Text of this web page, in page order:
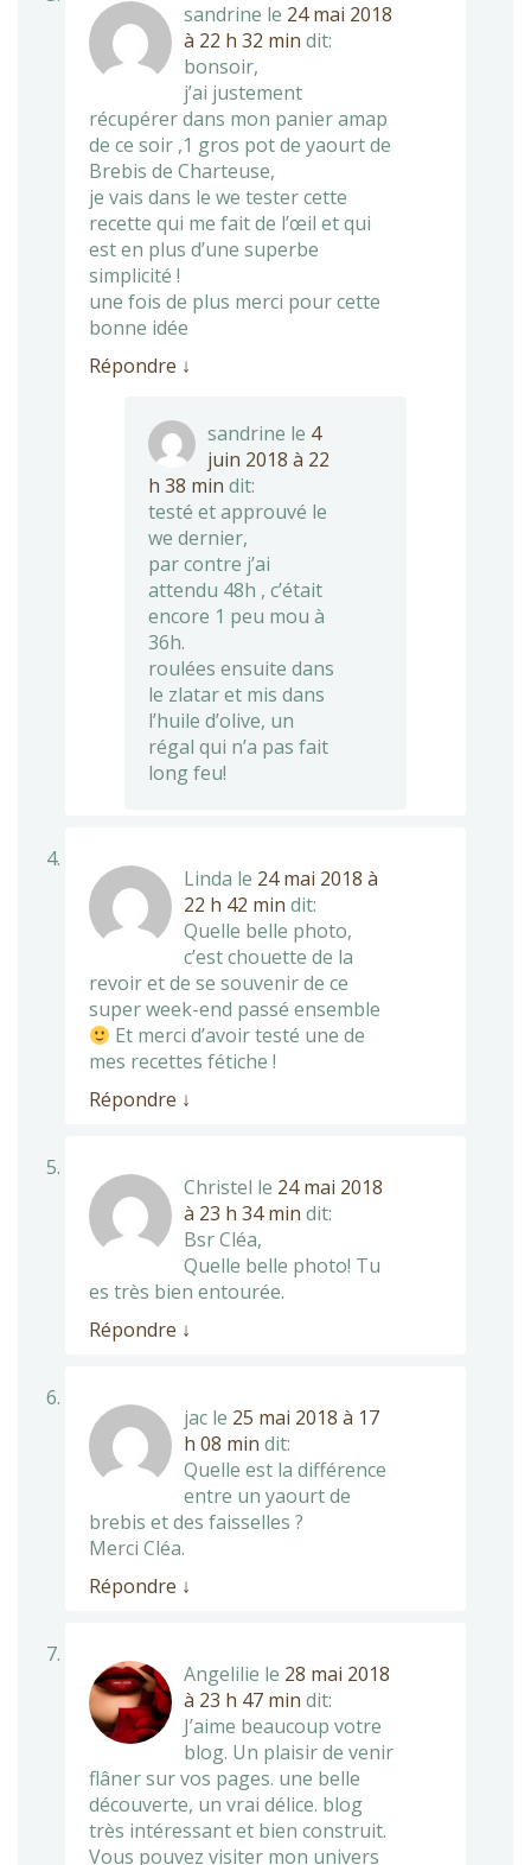
sandrine le 24 mai 2018
à 22 h 32 min dit:
bonsoir,
j’ai justement
récupérer dans mon panier amap
de ce soir ,1 gros pot de yaourt de
Brebis de Charteuse,
je vais dans le we tester cette
recette qui me fait de l’œil et qui
est en plus d’une superbe
simplicité !
une fois de plus merci pour cette
bonne idée
Répondre ↓
sandrine le 4
juin 2018 à 22
h 38 min dit:
testé et approuvé le
we dernier,
par contre j’ai
attendu 48h , c’était
encore 1 peu mou à
36h.
roulées ensuite dans
le zlatar et mis dans
l’huile d’olive, un
régal qui n’a pas fait
long feu!
Linda le 24 mai 2018 à
22 h 42 min dit:
Quelle belle photo,
c’est chouette de la
revoir et de se souvenir de ce
super week-end passé ensemble
Et merci d’avoir testé une de
mes recettes fétiche !
Répondre ↓
Christel le 24 mai 2018
à 23 h 34 min dit:
Bsr Cléa,
Quelle belle photo! Tu
es très bien entourée.
Répondre ↓
jac le 25 mai 2018 à 17
h 08 min dit:
Quelle est la différence
entre un yaourt de
brebis et des faisselles ?
Merci Cléa.
Répondre ↓
Angelilie le 28 mai 2018
à 23 h 47 min dit:
J’aime beaucoup votre
blog. Un plaisir de venir
flâner sur vos pages. une belle
découverte, un vrai délice. blog
très intéressant et bien construit.
Vous pouvez visiter mon univers